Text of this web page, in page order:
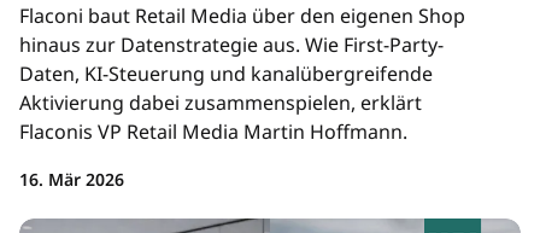
Flaconi baut Retail Media über den eigenen Shop
hinaus zur Datenstrategie aus. Wie First-Party-
Daten, KI-Steuerung und kanalübergreifende
Aktivierung dabei zusammenspielen, erklärt
Flaconis VP Retail Media Martin Hoffmann.
16. Mär 2026